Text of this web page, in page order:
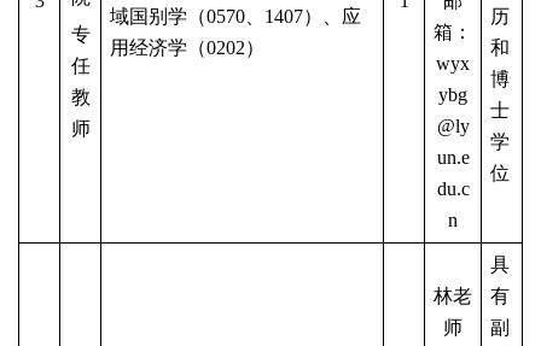
专
任
教
师
域国别学（0570、1407）、应
用经济学（0202）
箱：
wyx
ybg
@ly
un.e
du.c
n
历
和
博
士
学
位
林老
师
具
有
副